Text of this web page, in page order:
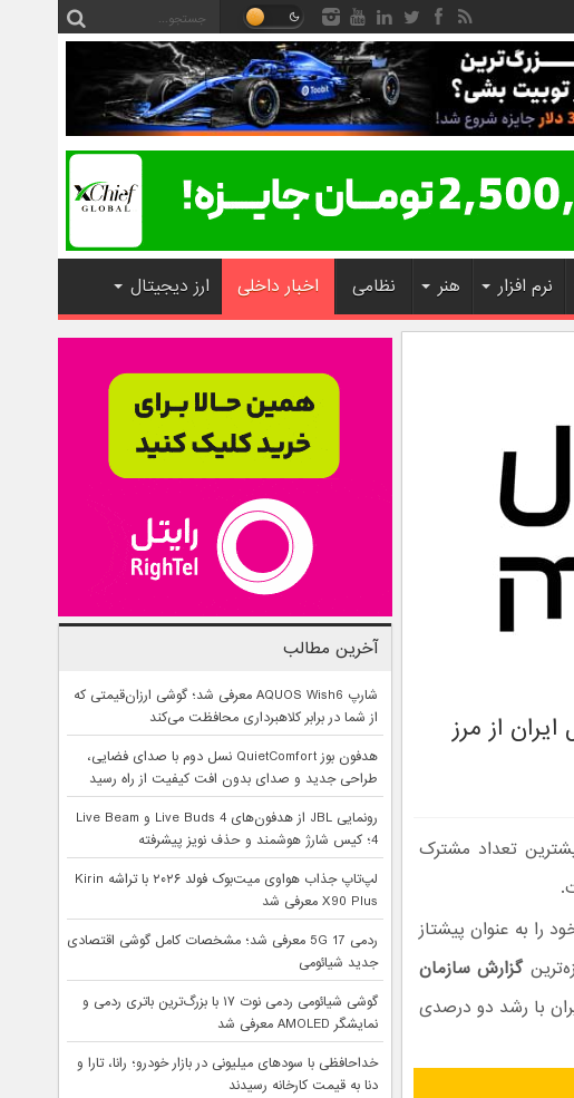
نرم افزار هنر نظامی اخبار داخلی ارز دیجیتال
از مرز
تعداد مشترک
۱۴۰۴ موفق شد جایگاه خود را به عنوان پیشتاز
گزارش سازمان
با رشد دو درصدی
آخرین مطالب
شارپ AQUOS Wish6 معرفی شد؛ گوشی ارزان‌قیمتی که
از شما در برابر کلاهبرداری محافظت می‌کند
هدفون بوز QuietComfort نسل دوم با صدای فضایی،
طراحی جدید و صدای بدون افت کیفیت از راه رسید
رونمایی JBL از هدفون‌های Live Buds 4 و Live Beam
4؛ کیس شارژ هوشمند و حذف نویز پیشرفته
لپ‌تاپ جذاب هواوی میت‌بوک فولد ۲۰۲۶ با تراشه Kirin
X90 Plus معرفی شد
ردمی 17 5G معرفی شد؛ مشخصات کامل گوشی اقتصادی
جدید شیائومی
گوشی شیائومی ردمی نوت ۱۷ با بزرگ‌ترین باتری ردمی و
نمایشگر AMOLED معرفی شد
خداحافظی با سودهای میلیونی در بازار خودرو؛ رانا، تارا و
دنا به قیمت کارخانه رسیدند